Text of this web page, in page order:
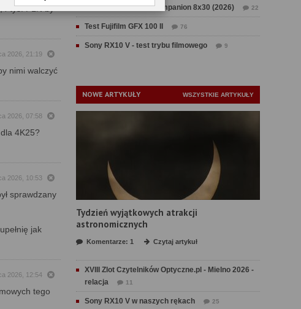
tys. PLN by
2026, 21:19
nimi walczyć
2026, 07:58
4K25?
2026, 10:53
sprawdzany
jak
2026, 12:54
tego
Test Swarovski CL Companion 8x30 (2026) 22
Test Fujifilm GFX 100 II 76
Sony RX10 V - test trybu filmowego 9
NOWE ARTYKUŁY WSZYSTKIE ARTYKUŁY
Tydzień wyjątkowych atrakcji
astronomicznych
Komentarze: 1 Czytaj artykuł
XVIII Zlot Czytelników Optyczne.pl - Mielno 2026 -
relacja
11
Sony RX10 V w naszych rękach 25